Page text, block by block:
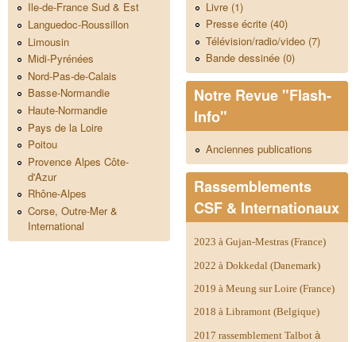
Ile-de-France Sud & Est
Languedoc-Roussillon
Limousin
Midi-Pyrénées
Nord-Pas-de-Calais
Basse-Normandie
Haute-Normandie
Pays de la Loire
Poitou
Provence Alpes Côte-
d'Azur
Rhône-Alpes
Corse, Outre-Mer &
International
Livre (1)
Presse écrite (40)
Télévision/radio/video (7)
Bande dessinée (0)
Notre Revue "Flash-
Info"
Anciennes publications
Rassemblements
CSF & Internationaux
2023 à Gujan-Mestras (France)
2022 à Dokkedal (Danemark)
2019 à Meung sur Loire (France)
2018 à Libramont (Belgique)
2017 rassemblement Talbot à